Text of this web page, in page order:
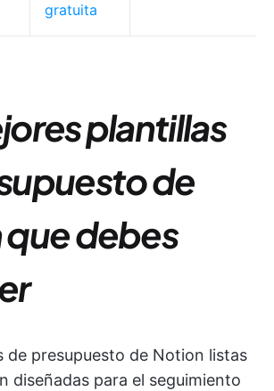
gratuita
plantillas
de
debes
de presupuesto de Notion listas
diseñadas para el seguimiento